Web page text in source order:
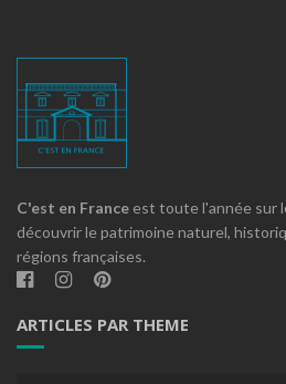
C'est en France est toute l'année sur
découvrir le patrimoine naturel,
régions françaises.
ARTICLES PAR THEME